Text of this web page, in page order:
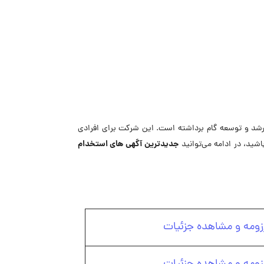
رشد و توسعه گام برداشته است. این شرکت برای افرادی
در ادامه می‌توانید جدیدترین آگهی های استخدام
و مشاهده جزئیات